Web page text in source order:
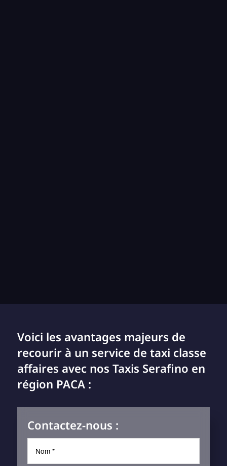
Voici les avantages majeurs de
recourir à un service de taxi classe
affaires avec nos Taxis Serafino en
région PACA :
Contactez-nous :